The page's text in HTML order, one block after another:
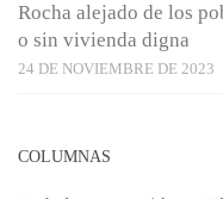
Rocha alejado de los
o sin vivienda digna
24 DE NOVIEMBRE DE 2023
COLUMNAS